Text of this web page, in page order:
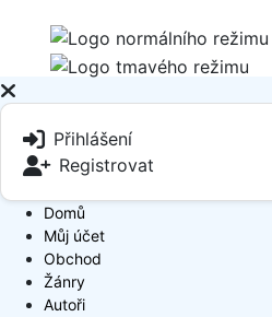
Přihlášení
Registrovat
Domů
Můj účet
Obchod
Žánry
Autoři